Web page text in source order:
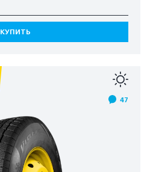
КУПИТЬ
47